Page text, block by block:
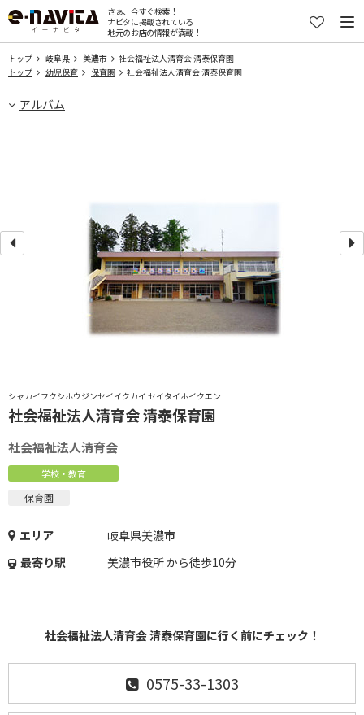
さぁ、今すぐ検索！
ナビタに掲載されている
地元のお店の情報が満載！
トップ 岐阜県 美濃市
社会福祉法人清育会 清泰保育園
トップ
幼児保育 保育園 社会福祉法人清育会 清泰保育園
アルバム
シャカイフクシホウジンセイイクカイ セイタイホイクエン
社会福祉法人清育会 清泰保育園
社会福祉法人清育会
学校・教育
保育園
エリア
岐阜県美濃市
最寄り駅
美濃市役所 から徒歩10分
社会福祉法人清育会 清泰保育園に行く前にチェック！
0575-33-1303